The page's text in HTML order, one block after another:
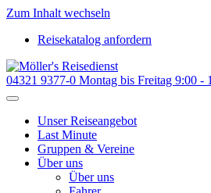
Zum Inhalt wechseln
Reisekatalog anfordern
04321 9377-0 Montag bis Freitag 9:00 -
Unser Reiseangebot
Last Minute
Gruppen & Vereine
Über uns
Über uns